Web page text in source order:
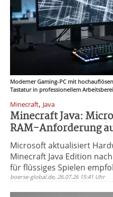
Moderner Gaming-PC mit
Tastatur in professionellem
Minecraft, Java
Minecraft Java:
RAM-Anforderung
Microsoft aktualisiert
Minecraft Java Edition
für flüssiges Spielen
boerse-global.de, 26.07.26 15:41 Uhr